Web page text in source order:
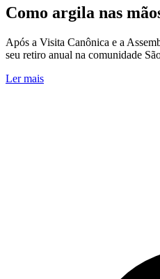
Como argila nas
Após a Visita Canônica e a
seu retiro anual na comunidade
Ler mais